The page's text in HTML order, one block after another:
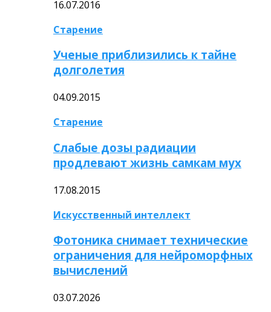
16.07.2016
Старение
Ученые приблизились к тайне
долголетия
04.09.2015
Старение
Слабые дозы радиации
продлевают жизнь самкам мух
17.08.2015
Искусственный интеллект
Фотоника снимает технические
ограничения для нейроморфных
вычислений
03.07.2026